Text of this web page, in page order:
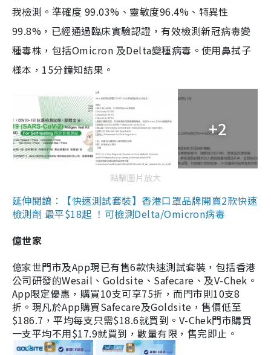
我檢測。準確度 99.03%、靈敏度96.4%、特異性
99.8%，已經通過臨床實驗認證，有效檢測新冠病毒變
種毒株，包括Omicron 及Delta變種病毒。使用鼻拭子
樣本，15分鐘知結果。
+2
點擊圖片放大
延伸閱讀：【快速測試套裝】香港口罩品牌開賣2款快速
檢測劑 最平$18起 ！可檢測Delta/Omicron病毒
億世家
億家世門市及App現已有售6款快速測試套裝，包括香港
公司研發的Wesail、Goldsite、Safecare、及V-Chek。
App限定優惠，購買10支可享75折，而門市則10支8
折。現凡於App購買Safecare及Goldsite，售價低至
$186.7，平均每支只需$18.6就買到。V-Chek門市購買
一支平均不用$17.9就買到，數量有限，售完即止。